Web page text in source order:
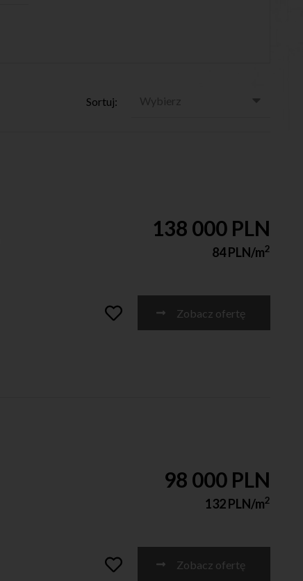
Sortuj: Wybierz
138 000 PLN
84 PLN/m2
Zobacz ofertę
98 000 PLN
132 PLN/m2
Zobacz ofertę